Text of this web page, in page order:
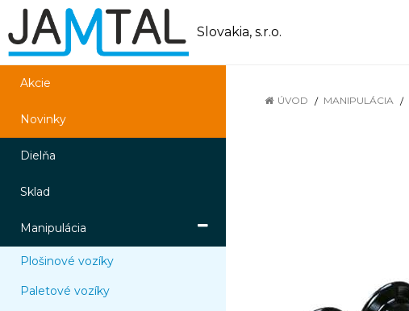
Slovakia, s.r.o.
Akcie
Novinky
Dielňa
Sklad
Manipulácia
Plošinové vozíky
Paletové vozíky
ÚVOD MANIPULÁCIA